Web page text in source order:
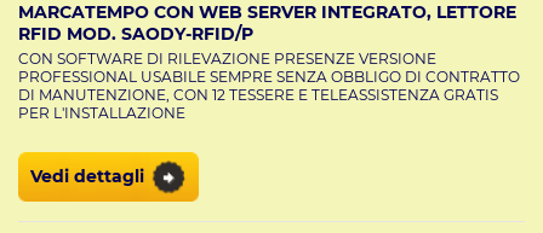
MARCATEMPO CON WEB SERVER INTEGRATO, LETTORE
RFID MOD. SAODY-RFID/P
CON SOFTWARE DI RILEVAZIONE PRESENZE VERSIONE
PROFESSIONAL USABILE SEMPRE SENZA OBBLIGO DI CONTRATTO
DI MANUTENZIONE, CON 12 TESSERE E TELEASSISTENZA GRATIS
PER L'INSTALLAZIONE
Vedi dettagli